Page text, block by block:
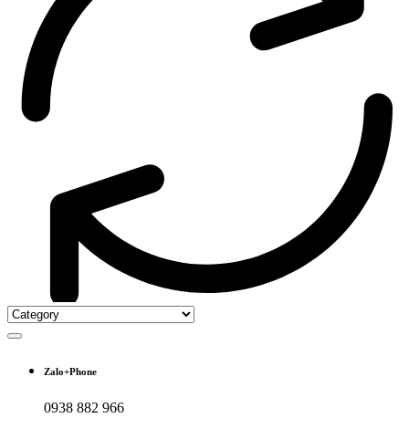
Zalo+Phone
0938 882 966